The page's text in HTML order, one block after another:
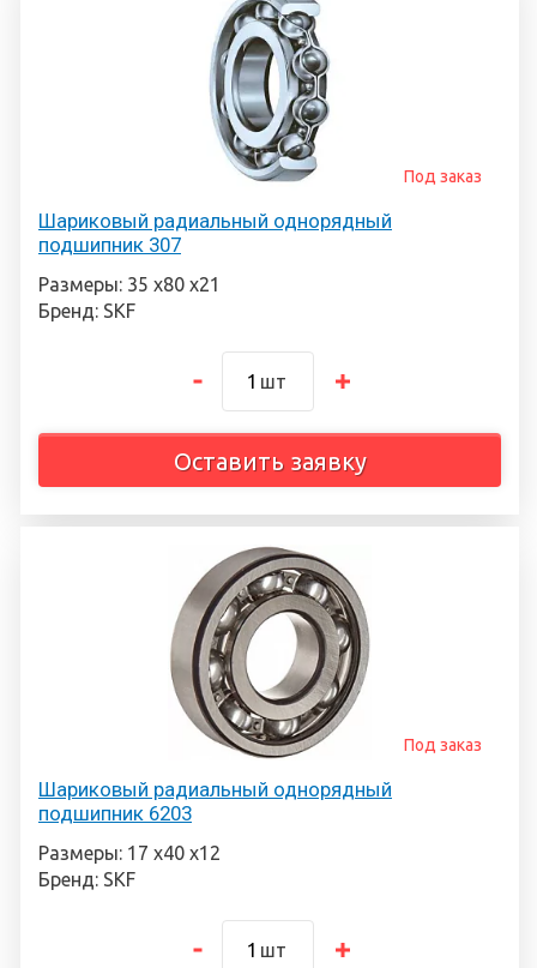
Шариковый радиальный однорядный
подшипник 307
Под заказ
Размеры: 35 х80 х21
Бренд: SKF
шт
Оставить заявку
Шариковый радиальный однорядный
подшипник 6203
Под заказ
Размеры: 17 х40 х12
Бренд: SKF
шт